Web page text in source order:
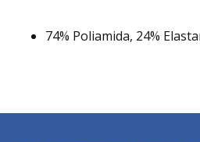
74% Poliamida, 24%